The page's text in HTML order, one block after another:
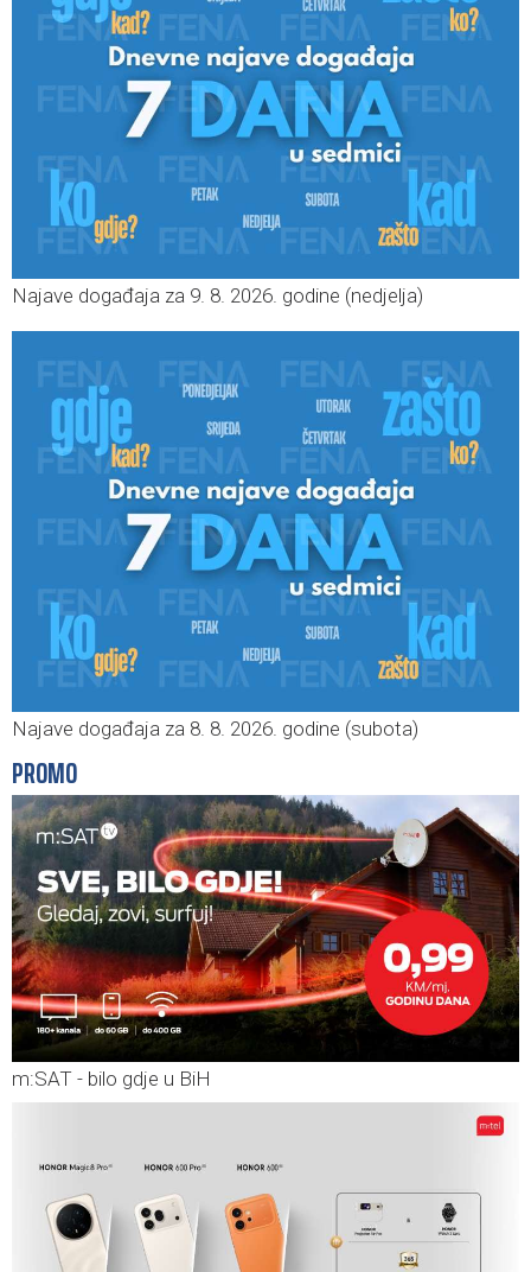
Najave događaja za 9. 8. 2026. godine (nedjelja)
Najave događaja za 8. 8. 2026. godine (subota)
PROMO
m:SAT - bilo gdje u BiH